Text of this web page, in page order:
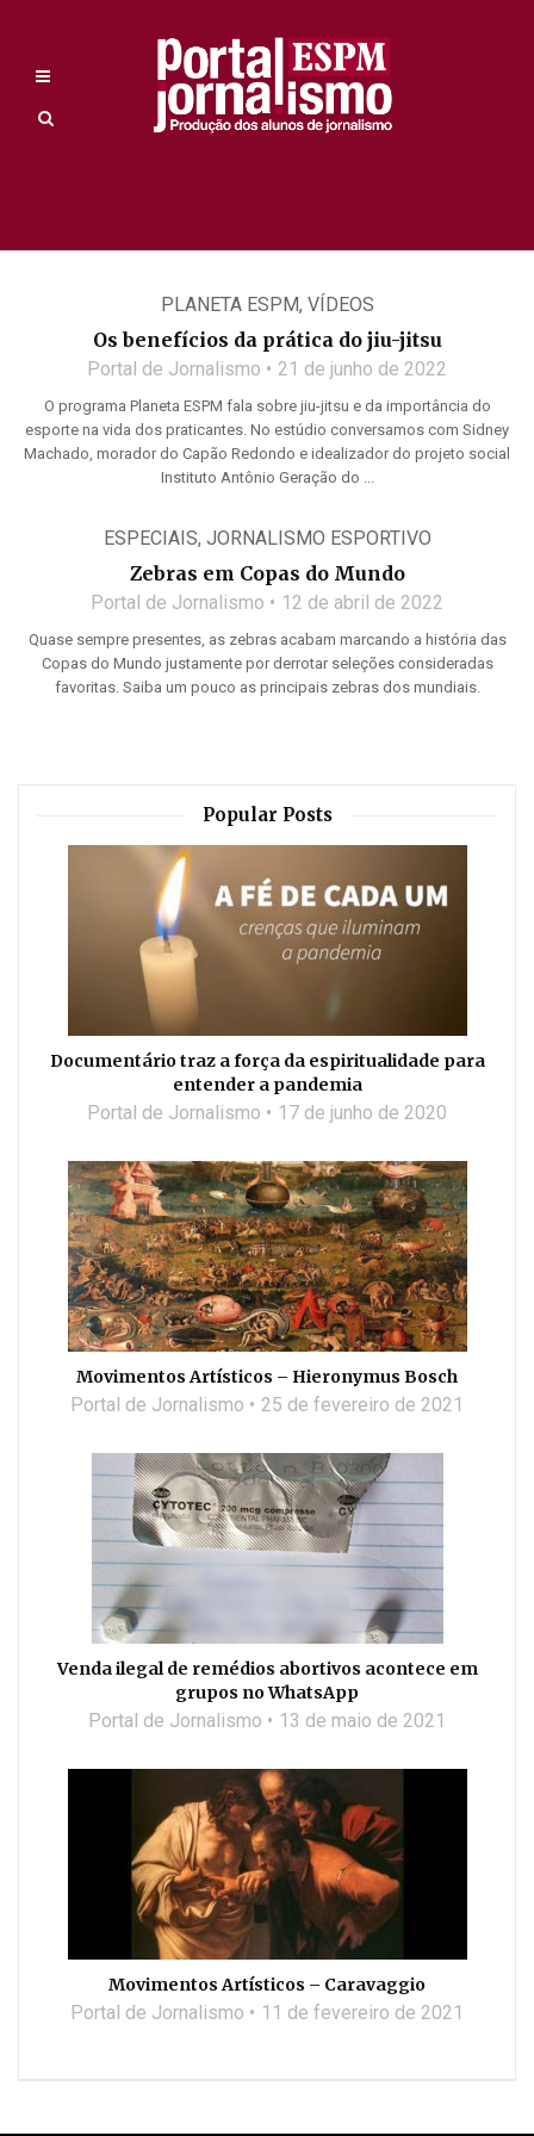
PLANETA ESPM, VÍDEOS
Os benefícios da prática do jiu-jitsu
Portal de Jornalismo 21 de junho de 2022
O programa Planeta ESPM fala sobre jiu-jitsu e da importância do
esporte na vida dos praticantes. No estúdio conversamos com Sidney
Machado, morador do Capão Redondo e idealizador do projeto social
Instituto Antônio Geração do ...
ESPECIAIS, JORNALISMO ESPORTIVO
Zebras em Copas do Mundo
Portal de Jornalismo 12 de abril de 2022
Quase sempre presentes, as zebras acabam marcando a história das
Copas do Mundo justamente por derrotar seleções consideradas
favoritas. Saiba um pouco as principais zebras dos mundiais.
Popular Posts
Documentário traz a força da espiritualidade para
entender a pandemia
Portal de Jornalismo 17 de junho de 2020
Movimentos Artísticos – Hieronymus Bosch
Portal de Jornalismo 25 de fevereiro de 2021
Venda ilegal de remédios abortivos acontece em
grupos no WhatsApp
Portal de Jornalismo 13 de maio de 2021
Movimentos Artísticos – Caravaggio
Portal de Jornalismo 11 de fevereiro de 2021